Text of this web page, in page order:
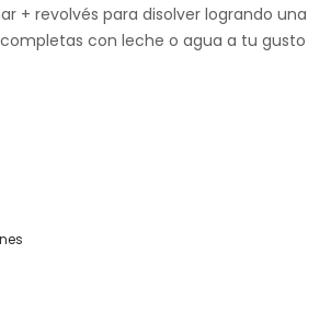
+ revolvés para disolver logrando una
con leche o agua a tu gusto